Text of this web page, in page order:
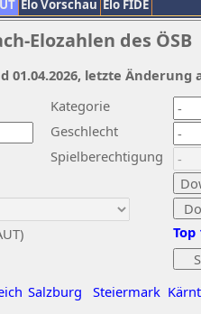
Elo Vorschau Elo FIDE
Elozahlen des ÖSB
Kategorie
Geschlecht
Spielberechtigung
Salzburg Steiermark
Top
01.04.2026, letzte